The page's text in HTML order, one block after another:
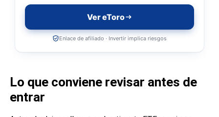
Ver eToro
Enlace de afiliado · Invertir implica riesgos
Lo que conviene revisar antes de
entrar